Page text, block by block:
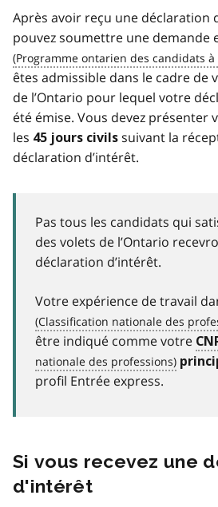
Après avoir reçu une déclaration
pouvez soumettre une demande
êtes admissible dans le cadre de
de l’Ontario pour lequel votre
été émise. Vous devez présenter
les 45 jours civils suivant la
déclaration d’intérêt.
Pas tous les candidats qui
des volets de l’Ontario
déclaration d’intérêt.
Votre expérience de travail
être indiqué comme votre
profil Entrée express.
Si vous recevez une
d'intérêt